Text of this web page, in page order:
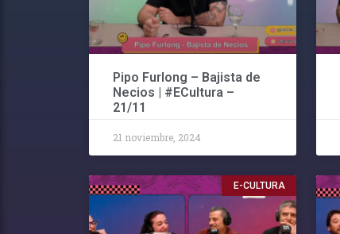
Pipo Furlong – Bajista de
Necios | #ECultura –
21/11
21 noviembre, 2024
E-CULTURA